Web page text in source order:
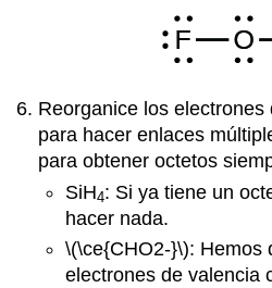
Reorganice los
para hacer enlaces
para obtener octetos
SiH4: Si ya tiene un
hacer nada.
\(\ce{CHO2-}\): Hemos
electrones de valencia